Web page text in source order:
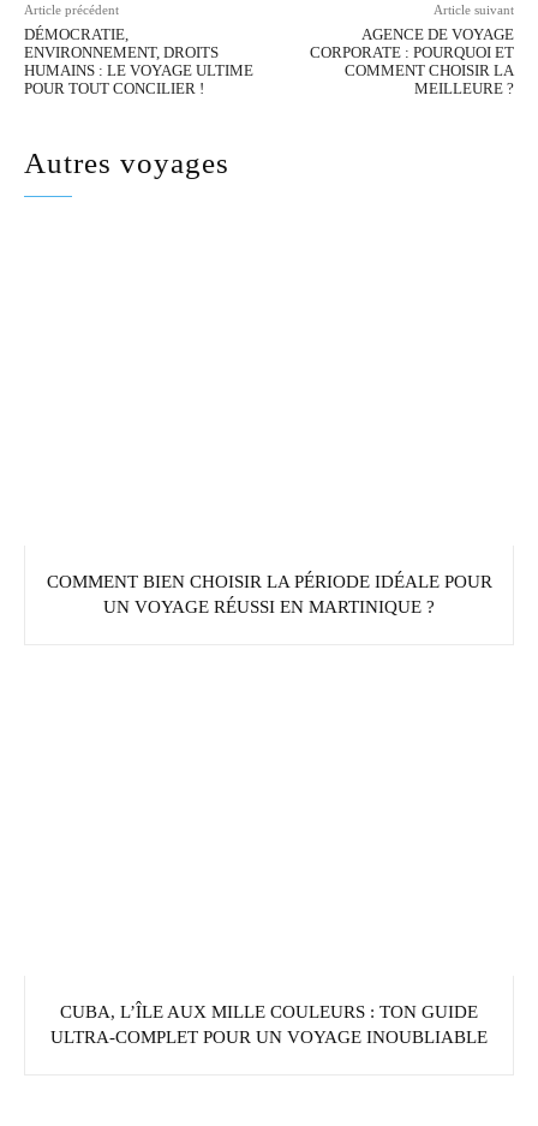
Article précédent
DÉMOCRATIE,
ENVIRONNEMENT, DROITS
HUMAINS : LE VOYAGE ULTIME
POUR TOUT CONCILIER !
Article suivant
AGENCE DE VOYAGE
CORPORATE : POURQUOI ET
COMMENT CHOISIR LA
MEILLEURE ?
Autres voyages
COMMENT BIEN CHOISIR LA PÉRIODE IDÉALE POUR
UN VOYAGE RÉUSSI EN MARTINIQUE ?
CUBA, L’ÎLE AUX MILLE COULEURS : TON GUIDE
ULTRA-COMPLET POUR UN VOYAGE INOUBLIABLE